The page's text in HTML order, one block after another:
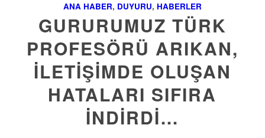
ANA HABER, DUYURU, HABERLER
GURURUMUZ TÜRK
PROFESÖRÜ ARIKAN,
İLETİŞİMDE OLUŞAN
HATALARI SIFIRA
İNDİRDİ…